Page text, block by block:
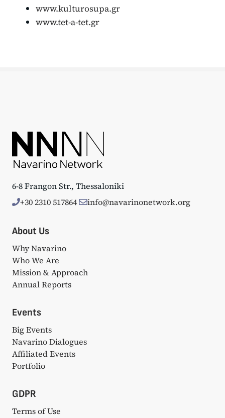
www.kulturosupa.gr
www.tet-a-tet.gr
6-8 Frangon Str., Thessaloniki
+30 2310 517864
info@navarinonetwork.org
About Us
Why Navarino
Who We Are
Mission & Approach
Annual Reports
Events
Big Events
Navarino Dialogues
Affiliated Events
Portfolio
GDPR
Terms of Use